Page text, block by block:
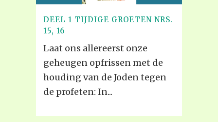
DEEL 1 TIJDIGE GROETEN NRS.
15, 16
Laat ons allereerst onze
geheugen opfrissen met de
houding van de Joden tegen
de profeten: In...